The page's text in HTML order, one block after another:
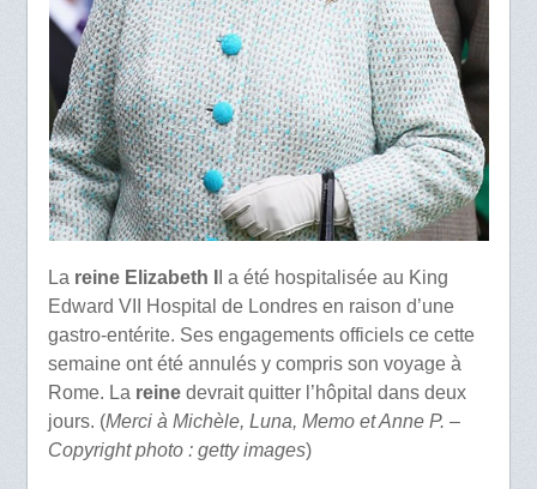
La reine Elizabeth I
I a été hospitalisée au King
Edward VII Hospital de Londres en raison d’une
gastro-entérite. Ses engagements officiels ce cette
semaine ont été annulés y compris son voyage à
Rome. La reinedevrait quitter l’hôpital dans deux
jours. (Merci à Michèle, Luna, Memo et Anne P. –
Copyright photo : getty images)